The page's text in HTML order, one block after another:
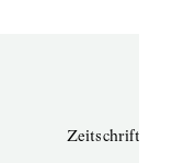
Zeitschriften